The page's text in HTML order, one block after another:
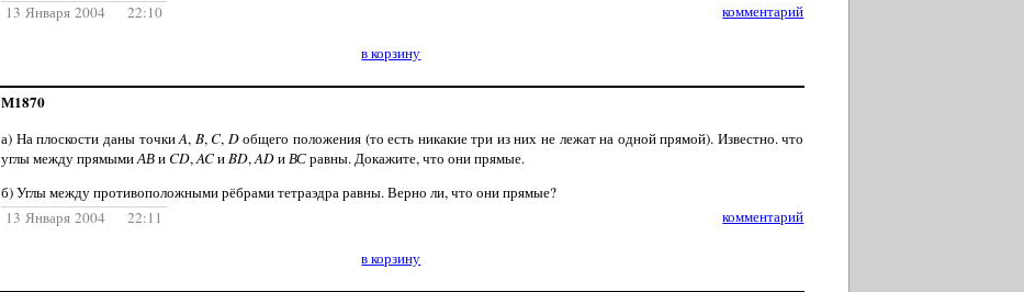
13 Января 2004 22:10
комментарий
в корзину
М1870
а) На плоскости даны точкиA, B, C, Dобщего положения (то есть никакие три из них не лежат на одной прямой). Известно. что
углы между прямымиАВи CD,ACиBD,ADиВСравны. Докажите, что они прямые.
б) Углы между противоположными рёбрами тетраэдра равны. Верно ли, что они прямые?
13 Января 2004 22:11
комментарий
в корзину